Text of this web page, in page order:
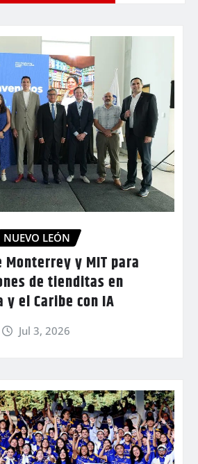
NUEVO LEÓN
Monterrey y MIT para
de tienditas en
el Caribe con IA
Jul 3, 2026